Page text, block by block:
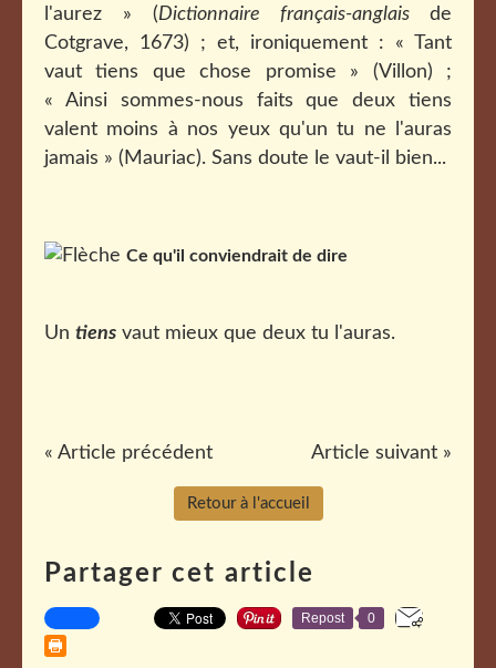
l'aurez » (Dictionnaire français-anglais de
Cotgrave, 1673) ; et, ironiquement : « Tant
vaut tiens que chose promise » (Villon) ;
« Ainsi sommes-nous faits que deux tiens
valent moins à nos yeux qu'un tu ne l'auras
jamais » (Mauriac). Sans doute le vaut-il bien...
Ce qu'il conviendrait de dire
Un tiens vaut mieux que deux tu l'auras.
« Article précédent Article suivant »
Retour à l'accueil
Partager cet article
Repost 0